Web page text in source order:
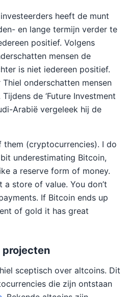
heeft de munt
en lange termijn verder te
positief. Volgens
mensen de
is niet iedereen positief.
onderschatten mensen
de ‘Future Investment
Arabië vergeleek hij de
them (cryptocurrencies). I do
underestimating Bitcoin,
a reserve form of money.
a store of value. You don’t
If Bitcoin ends up
of gold it has great
sceptisch over altcoins. Dit
die zijn ontstaan